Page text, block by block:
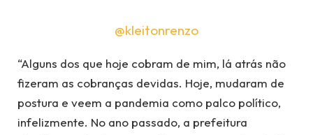
@kleitonrenzo
“Alguns dos que hoje cobram de mim, lá atrás não
fizeram as cobranças devidas. Hoje, mudaram de
postura e veem a pandemia como palco político,
infelizmente. No ano passado, a prefeitura